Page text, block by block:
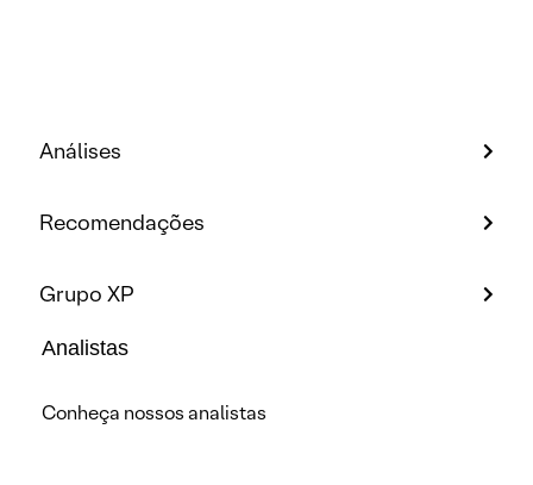
Análises
Recomendações
Grupo XP
Analistas
Conheça nossos analistas